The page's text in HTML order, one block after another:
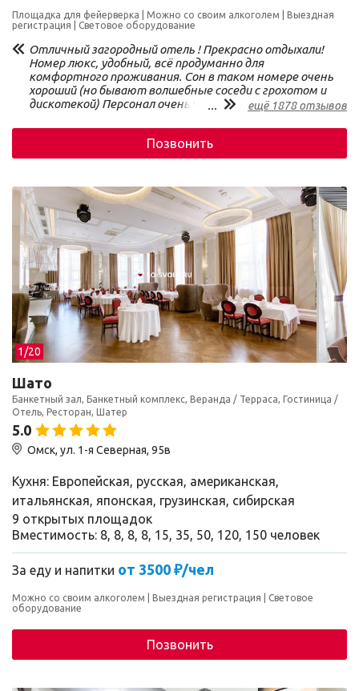
Площадка для фейерверка Можно со своим алкоголем
Выездная
регистрация
Световое оборудование
Отличный загородный отель ! Прекрасно отдыхали!
Номер люкс, удобный, всё продуманно для
комфортного проживания. Сон в таком номере очень
хороший (но бывают волшебные соседи с грохотом и
дискотекой) Персонал очень чуткий, вежливый
отличный! Меню, для любых предпочтений! Аквапарк
хороший, уже, правда требует ремонта, но функции
свои выполняет, а так же: бани, сауны, хамам, очень
Рекомендуем для отдыха от городской будничной
суеты!
... ещё 1878 отзывов
Позвонить
1/20
Шато
Банкетный зал, Банкетный комплекс, Веранда / Терраса, Гостиница /
Отель, Ресторан, Шатер
5.0
Омск, ул. 1-я Северная, 95в
Кухня: Европейская, русская, американская,
итальянская, японская, грузинская, сибирская
9 открытых площадок
Вместимость: 8, 8, 8, 8, 15, 35, 50, 120, 150 человек
За еду и напитки от 3500 ₽/чел
Можно со своим алкоголем Выездная регистрация
Световое
оборудование
Позвонить